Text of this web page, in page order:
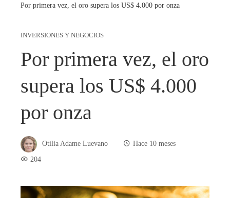
Por primera vez, el oro supera los US$ 4.000 por onza
INVERSIONES Y NEGOCIOS
Por primera vez, el oro
supera los US$ 4.000
por onza
Otilia Adame Luevano
Hace 10 meses
204